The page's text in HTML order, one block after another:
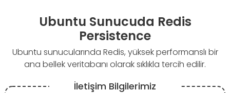
Ubuntu Sunucuda Redis
Persistence
Ubuntu sunucularında Redis, yüksek performanslı bir
ana bellek veritabanı olarak sıklıkla tercih edilir.
İletişim Bilgilerimiz